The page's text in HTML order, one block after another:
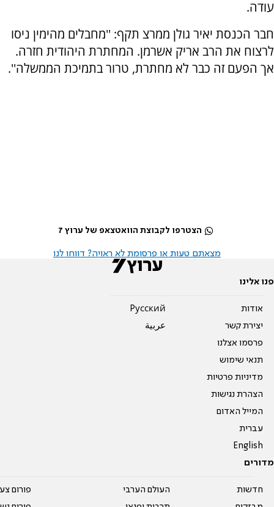
עודה.
חבר הכנסת יאיר גולן ממרצ תקף: ''מחבלים מהימין ניסו
לרצוח את הרב אריק אשרמן. המחתרת היהודית חזרה.
אך הפעם זה כבר לא מחתרת, טרור בתמיכת הממשלה''.
הצטרפו לקבוצת הוואטצאפ של ערוץ 7
מצאתם טעות או פרסומת לא ראויה? דווחו לנו
פנו אלינו
אודות
יצירת קשר
פרסמו אצלנו
תנאי שימוש
מדיניות פרטיות
הצהרת נגישות
המייל האדום
עברית
English
Pусский
عربية
מדורים
חדשות
העולם הערבי
פורום